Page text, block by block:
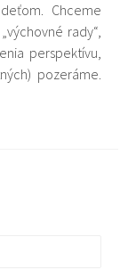
Chceme
rady“,
perspektívu,
pozeráme.